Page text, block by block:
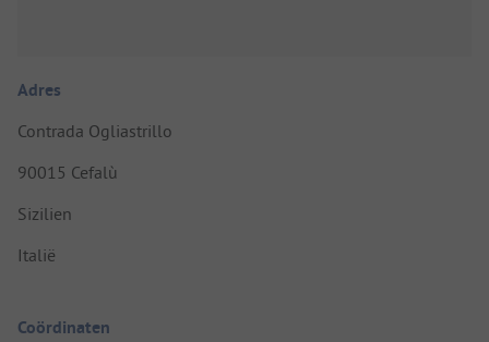
Adres
Contrada Ogliastrillo
90015 Cefalù
Sizilien
Italië
Coördinaten